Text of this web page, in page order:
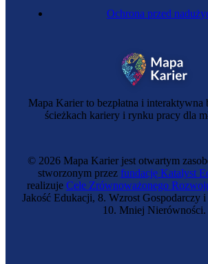
Mapa Karier to bezpłatna i interaktywna
ścieżkach kariery i rynku pracy dla
Ochrona przed
© 2026 Mapa Karier jest otwartym
stworzonym przez fundację Katalyst
realizuje Cele Zrównoważonego
Jakość Edukacji, 8. Wzrost Gospodarczy
10. Mniej Nierówności.